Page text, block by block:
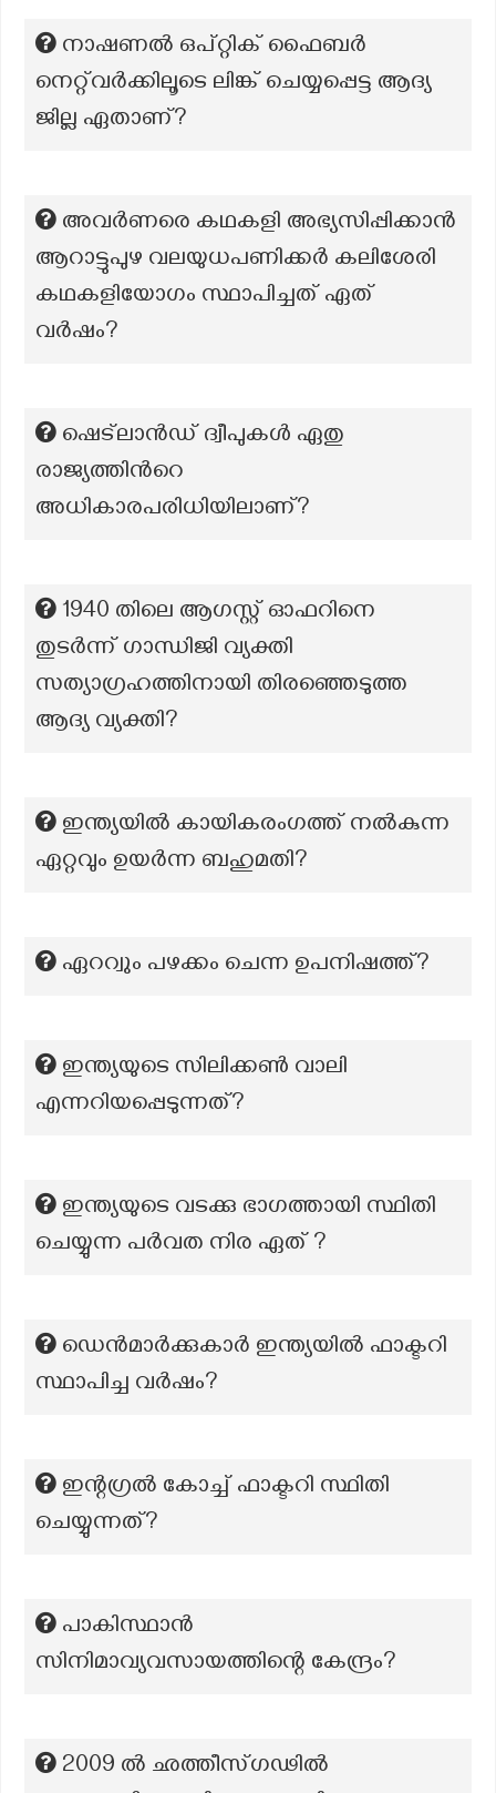
നാഷണൽ ഒപ്റ്റിക് ഫൈബർ
നെറ്റ്‌വർക്കിലൂടെ ലിങ്ക് ചെയ്യപ്പെട്ട ആദ്യ
ജില്ല ഏതാണ്?
അവർണരെ കഥകളി അഭ്യസിപ്പിക്കാൻ
ആറാട്ടുപുഴ വലയുധപണിക്കർ കലിശേരി
കഥകളിയോഗം സ്ഥാപിച്ചത് ഏത്
വർഷം?
ഷെട്ലാൻഡ് ദ്വീപുകൾ ഏതു
രാജ്യത്തിൻറെ
അധികാരപരിധിയിലാണ്?
1940 തിലെ ആഗസ്റ്റ് ഓഫറിനെ
തുടർന്ന് ഗാന്ധിജി വ്യക്തി
സത്യാഗ്രഹത്തിനായി തിരഞ്ഞെടുത്ത
ആദ്യ വ്യക്തി?
ഇന്ത്യയിൽ കായികരംഗത്ത് നൽകുന്ന
ഏറ്റവും ഉയർന്ന ബഹുമതി?
ഏററ്വും പഴക്കം ചെന്ന ഉപനിഷത്ത്?
ഇന്ത്യയുടെ സിലിക്കൺ വാലി
എന്നറിയപ്പെടുന്നത്?
ഇന്ത്യയുടെ വടക്കു ഭാഗത്തായി സ്ഥിതി
ചെയ്യുന്ന പർവത നിര ഏത് ?
ഡെൻമാർക്കുകാർ ഇന്ത്യയിൽ ഫാക്ടറി
സ്ഥാപിച്ച വർഷം?
ഇന്റഗ്രൽ കോച്ച് ഫാക്ടറി സ്ഥിതി
ചെയ്യുന്നത്?
പാകിസ്ഥാൻ
സിനിമാവ്യവസായത്തിന്റെ കേന്ദ്രം?
2009 ൽ ഛത്തീസ്ഗഢിൽ